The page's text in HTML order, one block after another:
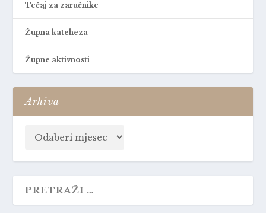
Tečaj za zaručnike
Župna kateheza
Župne aktivnosti
Arhiva